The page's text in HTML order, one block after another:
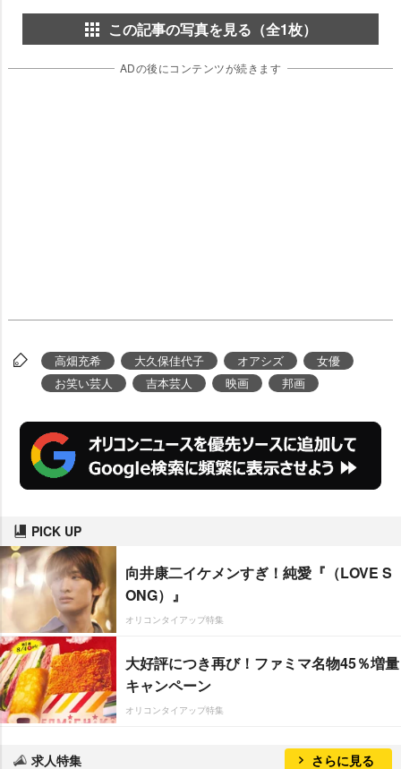
この記事の写真を見る（全1枚）
ADの後にコンテンツが続きます
高畑充希 大久保佳代子 オアシズ
女優
お笑い芸人
吉本芸人 映画 邦画
PICK UP
向井康二イケメンすぎ！純愛『（LOVE S
ONG）』
オリコンタイアップ特集
大好評につき再び！ファミマ名物45％増量
キャンペーン
オリコンタイアップ特集
求人特集 さらに見る